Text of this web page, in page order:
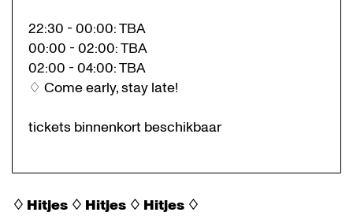
♢ Hitjes ♢ Hitjes ♢ Hitjes ♢
22:30 - 00:00: TBA
00:00 - 02:00: TBA
02:00 - 04:00: TBA
♢ Come early, stay late!
tickets binnenkort beschikbaar